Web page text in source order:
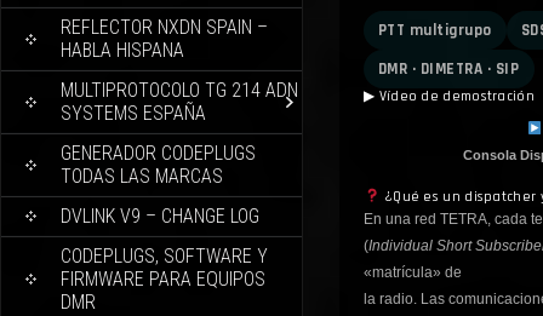
REFLECTOR NXDN SPAIN –
HABLA HISPANA
MULTIPROTOCOLO TG 214 ADN
SYSTEMS ESPAÑA
GENERADOR CODEPLUGS
TODAS LAS MARCAS
DVLINK V9 – CHANGE LOG
CODEPLUGS, SOFTWARE Y
FIRMWARE PARA EQUIPOS
DMR
PTT multigrupo
DMR · DIMETRA · SIP
▶ Vídeo de demostración
Consola
¿Qué es un dispatcher
En una red TETRA, cada
(Individual Short
«matrícula» de
la radio. Las